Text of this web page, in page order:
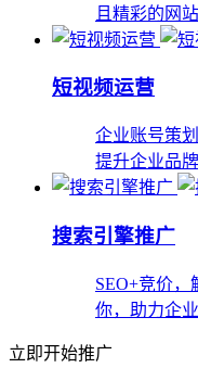
且精彩的网站
短视频运营
企业账号策
提升企业品牌
搜索引擎推广
SEO+竞价
你，助力企
立即开始推广